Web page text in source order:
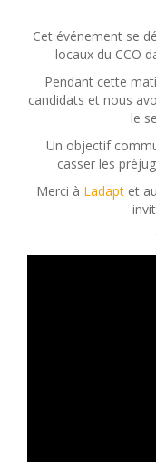
Cet événement se
locaux du CCO
Pendant cette
candidats et nous
le
Un objectif
casser les
Merci à Ladaptet